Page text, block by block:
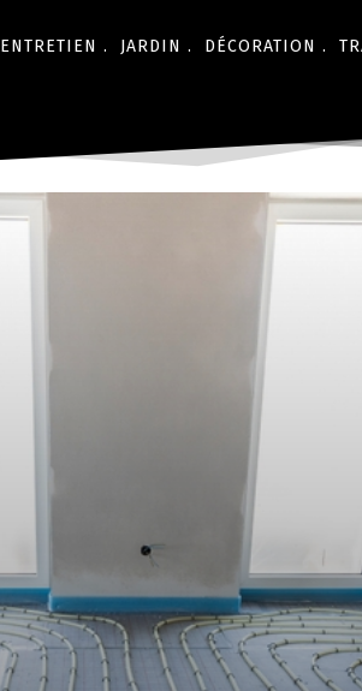
ENTRETIEN . JARDIN . DÉCORATION .